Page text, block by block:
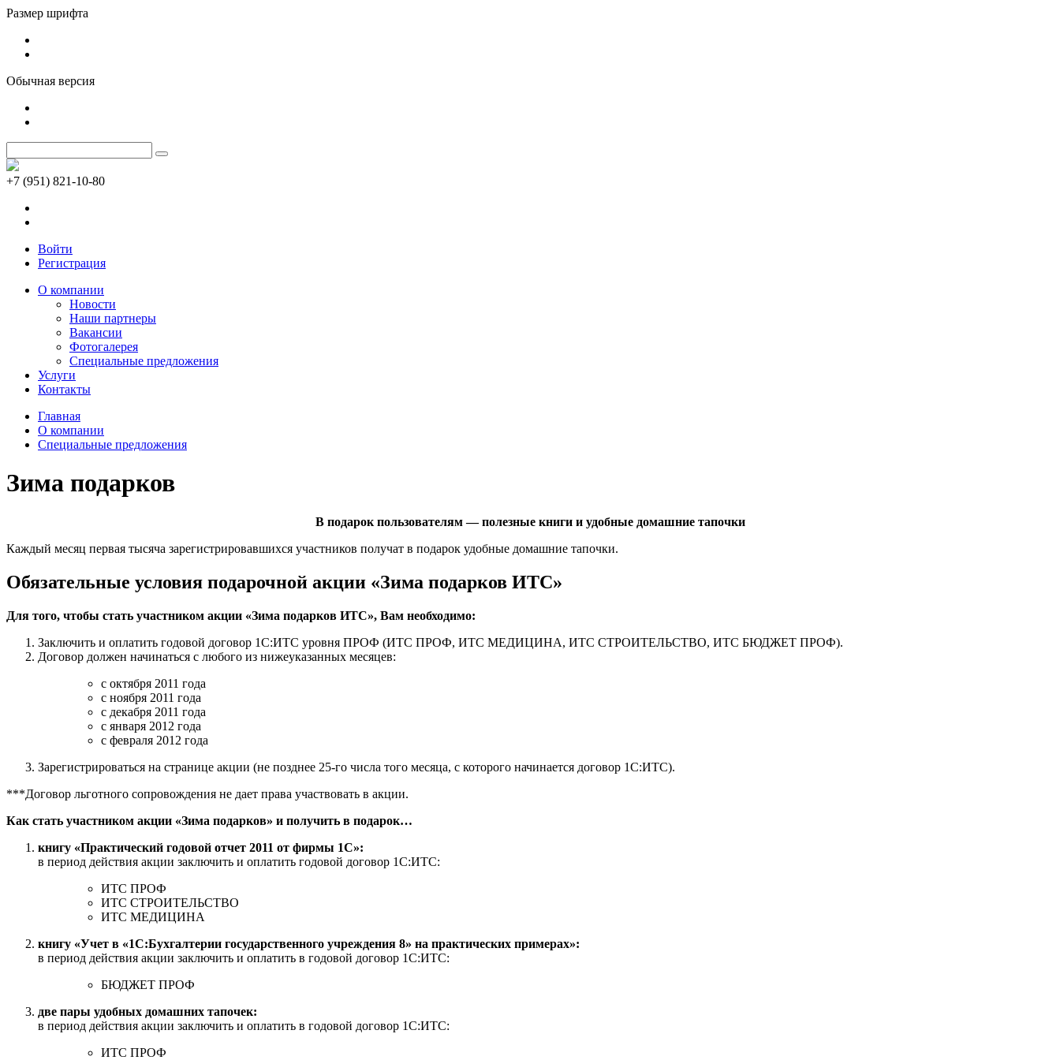
Размер шрифта
Обычная версия
+7 (951) 821-10-80
Войти
Регистрация
О компании
Новости
Наши партнеры
Вакансии
Фотогалерея
Специальные предложения
Услуги
Контакты
Главная
О компании
Специальные предложения
Зима подарков
В подарок пользователям — полезные книги и удобные домашние тапочки
Каждый месяц первая тысяча зарегистрировавшихся участников получат в подарок удобные домашние тапочки.
Обязательные условия подарочной акции «Зима подарков ИТС»
Для того, чтобы стать участником акции «Зима подарков ИТС», Вам необходимо:
Заключить и оплатить годовой договор 1С:ИТС уровня ПРОФ (ИТС ПРОФ, ИТС МЕДИЦИНА, ИТС СТРОИТЕЛЬСТВО, ИТС БЮДЖЕТ ПРОФ).
Договор должен начинаться с любого из нижеуказанных месяцев:
с октября 2011 года
с ноября 2011 года
с декабря 2011 года
с января 2012 года
с февраля 2012 года
Зарегистрироваться на странице акции (не позднее 25-го числа того месяца, с которого начинается договор 1С:ИТС).
***Договор льготного сопровождения не дает права участвовать в акции.
Как стать участником акции «Зима подарков» и получить в подарок…
книгу «Практический годовой отчет 2011 от фирмы 1С»:
в период действия акции заключить и оплатить годовой договор 1С:ИТС:
ИТС ПРОФ
ИТС СТРОИТЕЛЬСТВО
ИТС МЕДИЦИНА
книгу «Учет в «1С:Бухгалтерии государственного учреждения 8» на практических примерах»:
в период действия акции заключить и оплатить в годовой договор 1С:ИТС:
БЮДЖЕТ ПРОФ
две пары удобных домашних тапочек:
в период действия акции заключить и оплатить в годовой договор 1С:ИТС:
ИТС ПРОФ